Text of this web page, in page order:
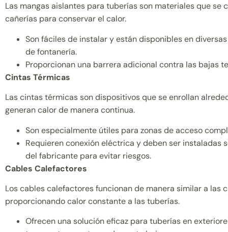
Las mangas aislantes para tuberías son materiales que se
cañerías para conservar el calor.
Son fáciles de instalar y están disponibles en
de fontanería.
Proporcionan una barrera adicional contra las bajas
Cintas Térmicas
Las cintas térmicas son dispositivos que se enrollan
generan calor de manera continua.
Son especialmente útiles para zonas de acceso
Requieren conexión eléctrica y deben ser instaladas
del fabricante para evitar riesgos.
Cables Calefactores
Los cables calefactores funcionan de manera similar a las
proporcionando calor constante a las tuberías.
Ofrecen una solución eficaz para tuberías en